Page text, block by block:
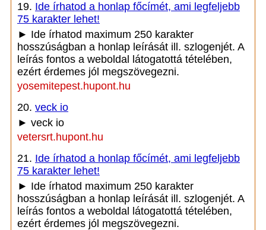
19. Ide írhatod a honlap főcímét, ami legfeljebb
75 karakter lehet!
► Ide írhatod maximum 250 karakter
hosszúságban a honlap leírását ill. szlogenjét. A
leírás fontos a weboldal látogatottá tételében,
ezért érdemes jól megszövegezni.
yosemitepest.hupont.hu
20. veck io
► veck io
vetersrt.hupont.hu
21. Ide írhatod a honlap főcímét, ami legfeljebb
75 karakter lehet!
► Ide írhatod maximum 250 karakter
hosszúságban a honlap leírását ill. szlogenjét. A
leírás fontos a weboldal látogatottá tételében,
ezért érdemes jól megszövegezni.